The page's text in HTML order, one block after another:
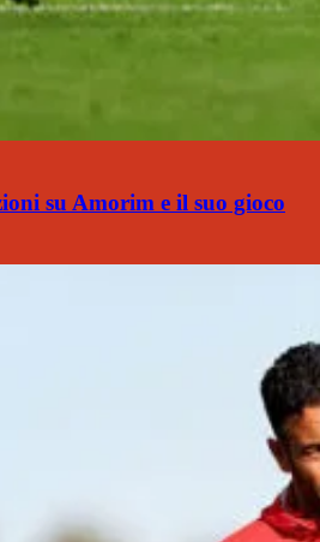
su Amorim e il suo gioco